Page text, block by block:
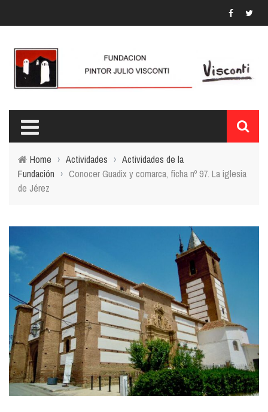
Home › Actividades › Actividades de la
Fundación › Conocer Guadix y comarca, ficha nº 97. La iglesia
de Jérez